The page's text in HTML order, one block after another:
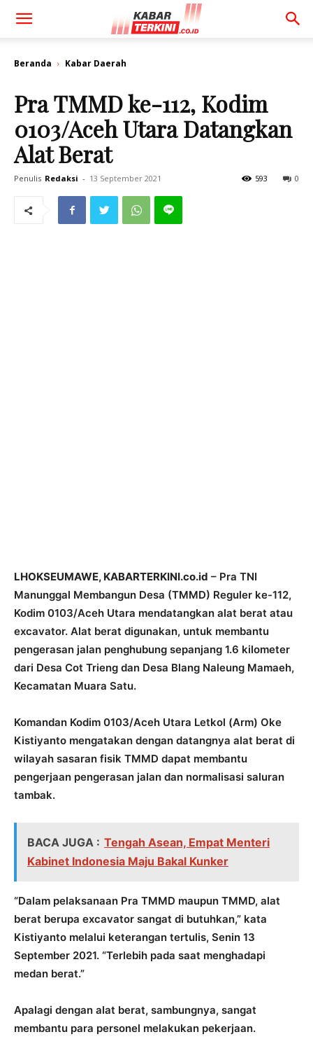
Beranda Kabar Daerah
Pra TMMD ke-112, Kodim
0103/Aceh Utara Datangkan
Alat Berat
Penulis Redaksi - 13 September 2021 0
593
LHOKSEUMAWE, KABARTERKINI.co.id – Pra TNI
Manunggal Membangun Desa (TMMD) Reguler ke-112,
Kodim 0103/Aceh Utara mendatangkan alat berat atau
excavator. Alat berat digunakan, untuk membantu
pengerasan jalan penghubung sepanjang 1.6 kilometer
dari Desa Cot Trieng dan Desa Blang Naleung Mamaeh,
Kecamatan Muara Satu.
Komandan Kodim 0103/Aceh Utara Letkol (Arm) Oke
Kistiyanto mengatakan dengan datangnya alat berat di
wilayah sasaran fisik TMMD dapat membantu
pengerjaan pengerasan jalan dan normalisasi saluran
tambak.
BACA JUGA : Tengah Asean, Empat Menteri
Kabinet Indonesia Maju Bakal Kunker
“Dalam pelaksanaan Pra TMMD maupun TMMD, alat
berat berupa excavator sangat di butuhkan,” kata
Kistiyanto melalui keterangan tertulis, Senin 13
September 2021. “Terlebih pada saat menghadapi
medan berat.”
Apalagi dengan alat berat, sambungnya, sangat
membantu para personel melakukan pekerjaan.